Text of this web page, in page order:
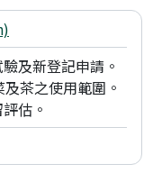
及新登記申請。
茶之使用範圍。
估。